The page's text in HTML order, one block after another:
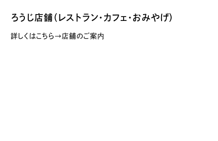
ろうじ店舗（レストラン・カフェ・おみやげ）
詳しくはこちら→店舗のご案内